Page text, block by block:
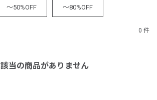
～50%OFF ～80%OFF
0 件
該当の商品がありません